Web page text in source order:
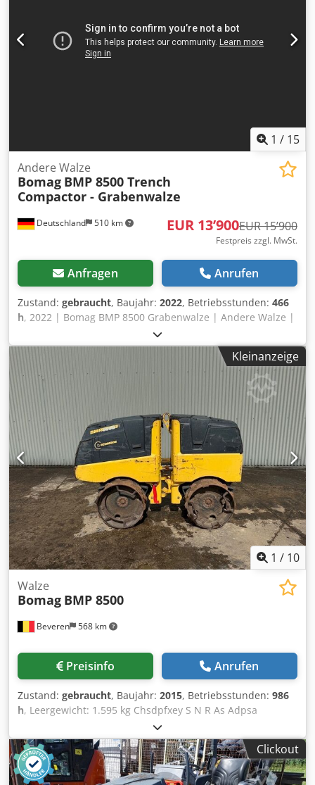
1 / 15
Deutschland 510 km
Andere Walze
Bomag BMP 8500 Trench
Compactor - Grabenwalze
EUR 13’900EUR 15’900
Festpreis zzgl. MwSt.
Anfragen Anrufen
Zustand: gebraucht, Baujahr: 2022, Betriebsstunden: 466
h, 2022 | Bomag BMP 8500 Grabenwalze | Andere Walze |
466 hours 📍Location: Deutschland 🚛 Delivery available to
your destination – Use our shipping calculator to estimate
transport costs! Codpfxsy Sa Hne Adpeha 💰 Buy Now for
EUR 13900 or Make an Offer. Payment at delivery available
for an affordable fee (subject to approval)* 👷‍♂️ Inspected by
an independent expert 27 Inspektionspunkte 27
genehmigt ✅ 0 unvollkommene ℹ️ 0 Ausgaben ⚠️ 📌
Inspector's Comment: Keine Mängel festgestellt 📄 Want to
see the full inspection, extra photos, or a video? Tip: The
reference "40835 Equippo" is commonly used when
looking up more details online. 💡 Why this machine and
our service stands out: ✔ Thorough inspection by
professionals ✔ Jobsite delivery available ✔ Money-Back
Guaranteed ✔ Secure and flexible payment options 🔄
Considering other equipment options? We offer helpful
tools and resources for all equipment owners and
operators – easily accessible on our platform.
Kleinanzeige
1 / 10
Beveren 568 km
Walze
Bomag BMP 8500
Preisinfo Anrufen
Zustand: gebraucht, Baujahr: 2015, Betriebsstunden: 986
h, Leergewicht: 1.595 kg Chsdpfxey S N R As Adpsa
Motormarke: Kubota Wenden Sie sich an Kristoff Van
Havere, um weitere Informationen zu erhalten.
Clickout